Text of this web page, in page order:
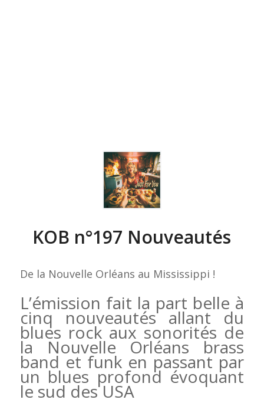
KOB n°197 Nouveautés
De la Nouvelle Orléans au Mississippi !
L’émission fait la part belle à
cinq nouveautés allant du
blues rock aux sonorités de
la Nouvelle Orléans brass
band et funk en passant par
un blues profond évoquant
le sud des USA